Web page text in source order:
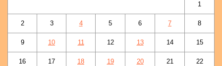
1
2 3 4 5 6 7 8
9 10 11 12 13 14 15
16 17 18 19 20 21 22